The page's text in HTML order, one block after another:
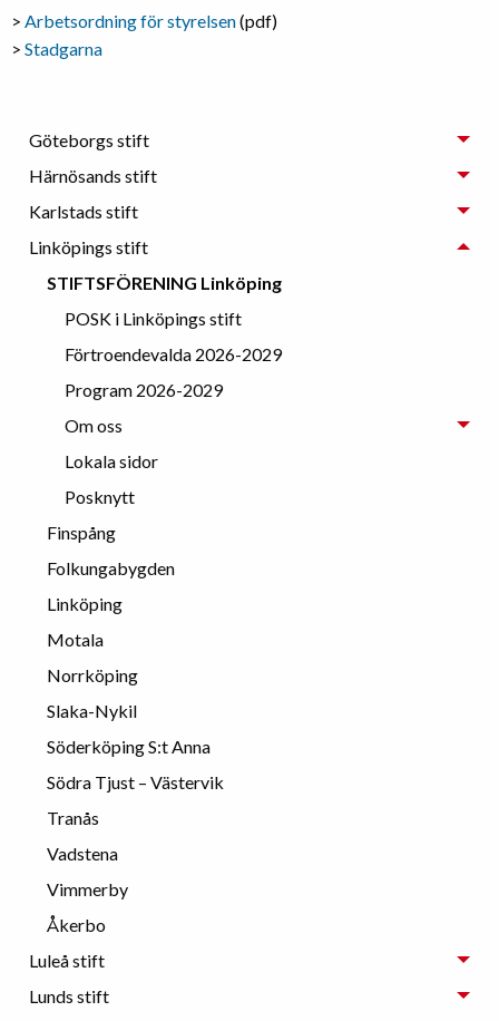
> Arbetsordning för styrelsen(pdf)
> Stadgarna
Göteborgs stift
Härnösands stift
Karlstads stift
Linköpings stift
STIFTSFÖRENING Linköping
POSK i Linköpings stift
Förtroendevalda 2026-2029
Program 2026-2029
Om oss
Lokala sidor
Posknytt
Finspång
Folkungabygden
Linköping
Motala
Norrköping
Slaka-Nykil
Söderköping S:t Anna
Södra Tjust – Västervik
Tranås
Vadstena
Vimmerby
Åkerbo
Luleå stift
Lunds stift